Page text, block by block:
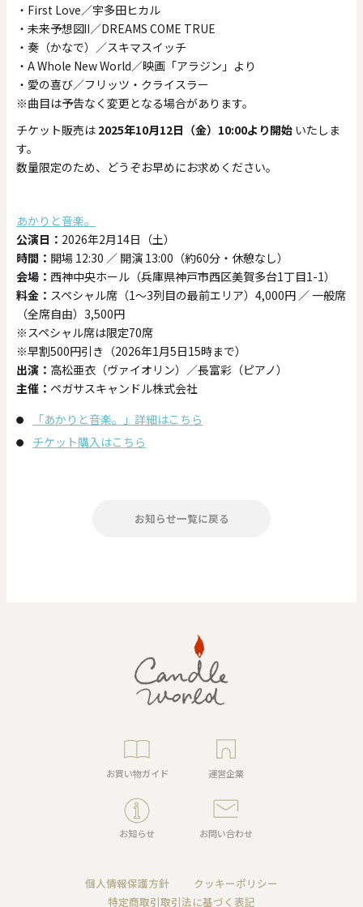
・First Love／宇多田ヒカル
・未来予想図Ⅱ／DREAMS COME TRUE
・奏（かなで）／スキマスイッチ
・A Whole New World／映画「アラジン」より
・愛の喜び／フリッツ・クライスラー
※曲目は予告なく変更となる場合があります。
チケット販売は 2025年10月12日（金）10:00より開始 いたしま
す。
数量限定のため、どうぞお早めにお求めください。
あかりと音楽。
公演日： 2026年2月14日（土）
時間： 開場 12:30 ／ 開演 13:00（約60分・休憩なし）
会場： 西神中央ホール（兵庫県神戸市西区美賀多台1丁目1-1）
料金： スペシャル席（1〜3列目の最前エリア）4,000円 ／ 一般席
（全席自由）3,500円
※スペシャル席は限定70席
※早割500円引き（2026年1月5日15時まで）
出演： 高松亜衣（ヴァイオリン）／長富彩（ピアノ）
主催： ペガサスキャンドル株式会社
「あかりと音楽。」詳細はこちら
チケット購入はこちら
お知らせ一覧に戻る
お買い物ガイド 運営企業
お知らせ お問い合わせ
個人情報保護方針
クッキーポリシー
特定商取引取引法に基づく表記